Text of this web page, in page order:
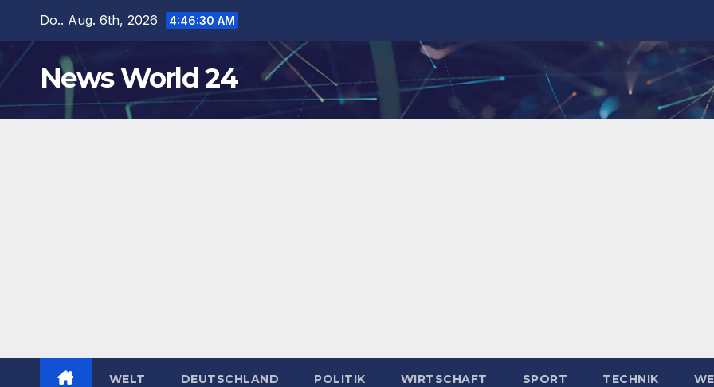
springen
Do.. Aug. 6th, 2026 4:46:31 AM
News World 24
WELT DEUTSCHLAND POLITIK WIRTSCHAFT SPORT TECHNIK